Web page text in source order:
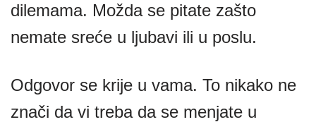
dilemama. Možda se pitate zašto
nemate sreće u ljubavi ili u poslu.
Odgovor se krije u vama. To nikako ne
znači da vi treba da se menjate u